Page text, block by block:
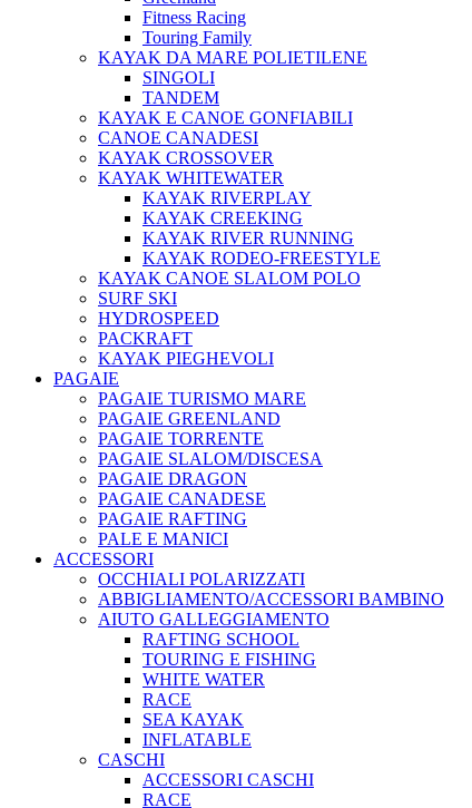
Fitness Racing
Touring Family
KAYAK DA MARE POLIETILENE
SINGOLI
TANDEM
KAYAK E CANOE GONFIABILI
CANOE CANADESI
KAYAK CROSSOVER
KAYAK WHITEWATER
KAYAK RIVERPLAY
KAYAK CREEKING
KAYAK RIVER RUNNING
KAYAK RODEO-FREESTYLE
KAYAK CANOE SLALOM POLO
SURF SKI
HYDROSPEED
PACKRAFT
KAYAK PIEGHEVOLI
PAGAIE
PAGAIE TURISMO MARE
PAGAIE GREENLAND
PAGAIE TORRENTE
PAGAIE SLALOM/DISCESA
PAGAIE DRAGON
PAGAIE CANADESE
PAGAIE RAFTING
PALE E MANICI
ACCESSORI
OCCHIALI POLARIZZATI
ABBIGLIAMENTO/ACCESSORI BAMBINO
AIUTO GALLEGGIAMENTO
RAFTING SCHOOL
TOURING E FISHING
WHITE WATER
RACE
SEA KAYAK
INFLATABLE
CASCHI
ACCESSORI CASCHI
RACE